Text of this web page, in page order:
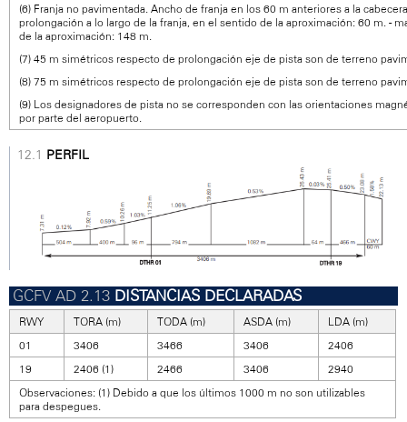
(6) Franja no pavimentada. Ancho de franja en los 60 m anteriores a la
prolongación a lo largo de la franja, en el sentido de la aproximación: 60 m. -
de la aproximación: 148 m.
(7) 45 m simétricos respecto de prolongación eje de pista son de terreno
(8) 75 m simétricos respecto de prolongación eje de pista son de terreno
(9) Los designadores de pista no se corresponden con las orientaciones
por parte del aeropuerto.
PERFIL
DISTANCIAS DECLARADAS
RWY TORA (m) TODA (m) ASDA (m)
LDA (m)
01
3406 3466 3406
2406
19
2406 (1) 2466 3406
2940
Observaciones: (1) Debido a que los últimos 1000 m no son utilizables
para despegues.